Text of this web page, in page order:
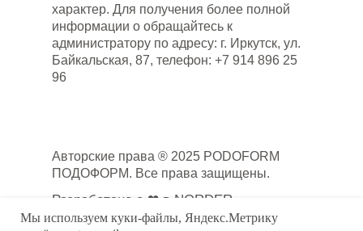
характер. Для получения более полной
информации о обращайтесь к
администратору по адресу: г. Иркутск, ул.
Байкальская, 87, телефон: +7 914 896 25
96
Авторские права ® 2025 PODOFORM
ПОДОФОРМ. Все права защищены.
Разработано с ❤ в NORDER
Мы используем куки-файлы, Яндекс.Метрику